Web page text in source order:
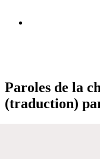
Paroles de la
(traduction)